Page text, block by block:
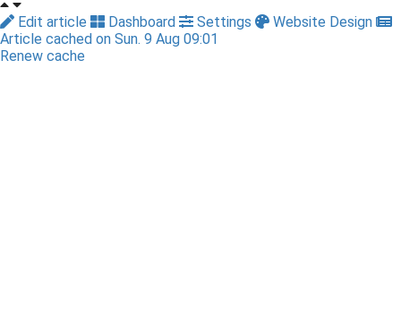
Edit article
Dashboard Settings
Website Design
Article cached on Sun. 9 Aug 09:01
Renew cache